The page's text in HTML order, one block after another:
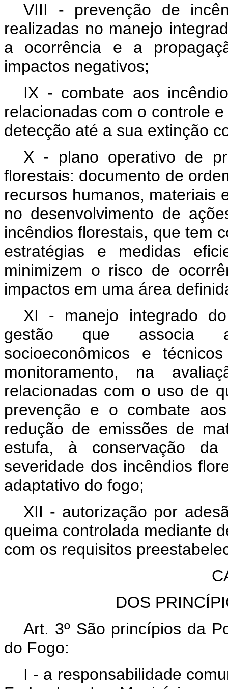
VIII - prevenção de
realizadas no manejo
a ocorrência e a
impactos negativos;
IX - combate aos
relacionadas com o controle
detecção até a sua extinção
X - plano operativo de
florestais: documento de
recursos humanos, materiais
no desenvolvimento de
incêndios florestais, que tem
estratégias e medidas
minimizem o risco de
impactos em uma área
XI - manejo integrado
gestão que associa
socioeconômicos e
monitoramento, na
relacionadas com o uso de
prevenção e o combate
redução de emissões de
estufa, à conservação
severidade dos incêndios
adaptativo do fogo;
XII - autorização por
queima controlada mediante
com os requisitos
DOS
Art. 3º São princípios da
do Fogo:
I - a responsabilidade